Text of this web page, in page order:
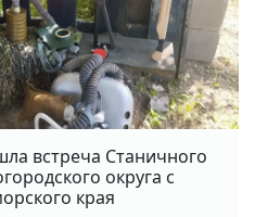
встреча Станичного
округа с
края